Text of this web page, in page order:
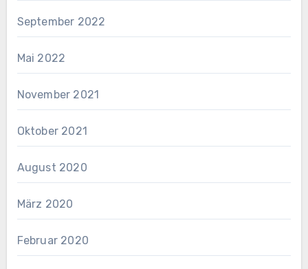
September 2022
Mai 2022
November 2021
Oktober 2021
August 2020
März 2020
Februar 2020